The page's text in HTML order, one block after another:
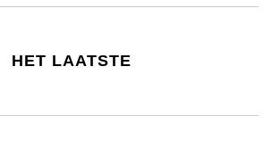
HET LAATSTE